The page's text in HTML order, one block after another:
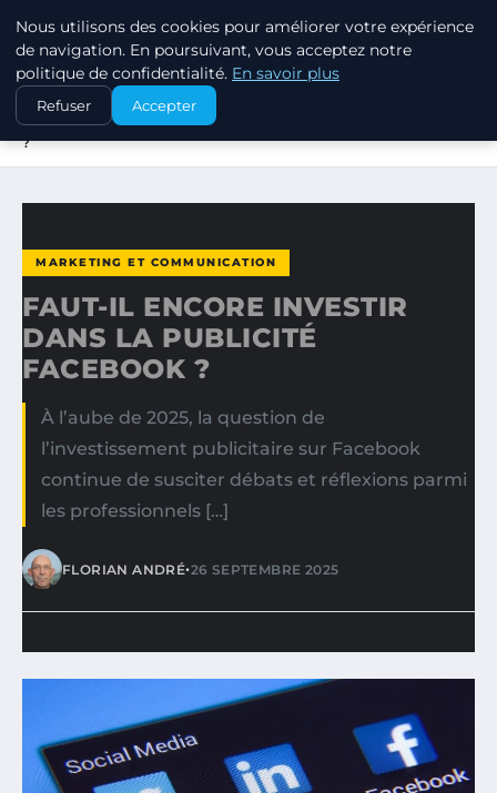
MARKETING STRATEGIQUE
ACCUEIL
MARKETING ET COMMUNICATION
FAUT-IL ENCORE INVESTIR DANS LA PUBLICITÉ FACEBOOK
?
MARKETING ET COMMUNICATION
FAUT-IL ENCORE INVESTIR
DANS LA PUBLICITÉ
FACEBOOK ?
À l’aube de 2025, la question de
l’investissement publicitaire sur Facebook
continue de susciter débats et réflexions parmi
les professionnels […]
FLORIAN ANDRÉ•26 SEPTEMBRE 2025
Nous utilisons des cookies pour améliorer votre expérience
de navigation. En poursuivant, vous acceptez notre
politique de confidentialité. En savoir plus
Refuser Accepter